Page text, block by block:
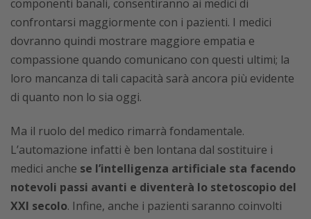
componenti banali, consentiranno ai medici di
confrontarsi maggiormente con i pazienti. I medici
dovranno quindi mostrare maggiore empatia e
compassione quando comunicano con questi ultimi; la
loro mancanza di tali capacità sarà ancora più evidente
di quanto non lo sia oggi.
Ma il ruolo del medico rimarrà fondamentale.
L’automazione infatti è ben lontana dal sostituire i
medici anche se l’intelligenza artificiale sta facendo
notevoli passi avanti e diventerà lo stetoscopio del
XXI secolo. Infine, anche i pazienti saranno coinvolti